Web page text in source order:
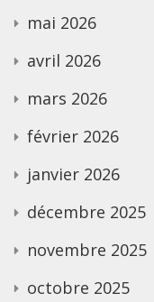
mai 2026
avril 2026
mars 2026
février 2026
janvier 2026
décembre 2025
novembre 2025
octobre 2025